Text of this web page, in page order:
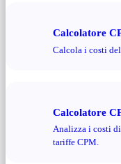
Calcolatore
Calcola i costi
Calcolatore
Analizza i costi
tariffe CPM.